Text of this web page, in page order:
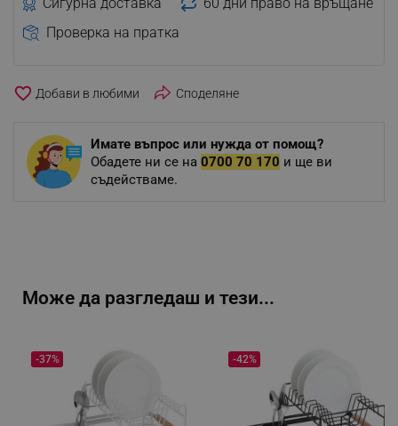
Проверка на пратка
favorite_border Споделяне
Имате въпрос или нужда от помощ?
Обадете ни се на 0700 70 170 и ще ви
съдействаме.
Може да разгледаш и тези...
-37% -42%